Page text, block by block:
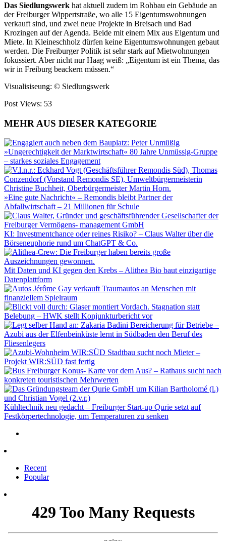
Das Siedlungswerk hat aktuell zudem im Rohbau ein Gebäude an
der Freiburger Wippertstraße, wo alle 15 Eigentumswohnungen
verkauft sind, und zwei neue Projekte in Breisach und Bad
Krozingen auf der Agenda. Beide mit einem Mix aus Eigentum und
Miete. In Kleineschholz dürfen keine Eigentumswohnungen gebaut
werden. Die Freiburger Politik ist sehr stark auf Mietwohnungen
fokussiert. Aber nicht nur Haag weiß: „Eigentum ist ein Thema, das
wir in Freiburg beackern müssen.“
Visualisiseung: © Siedlungswerk
Post Views: 53
MEHR AUS DIESER KATEGORIE
»Ungerechtigkeit der Marktwirtschaft« 80 Jahre Unmüssig-Gruppe
– starkes soziales Engagement
»Eine gute Nachricht« – Remondis bleibt Partner der
Abfallwirtschaft – 21 Millionen für Schule
KI: Investmentchance oder reines Risiko? – Claus Walter über die
Börseneuphorie rund um ChatGPT & Co.
Mit Daten und KI gegen den Krebs – Alithea Bio baut einzigartige
Datenplattform
Jérôme Gay verkauft Traumautos an Menschen mit
finanziellem Spielraum
Stagnation statt
Belebung – HWK stellt Konjunkturbericht vor
Bereicherung für Betriebe –
Azubi aus der Elfenbeinküste lernt in Südbaden den Beruf des
Fliesenlegers
Stadtbau sucht noch Mieter –
Projekt WIR:SÜD fast fertig
Freiburger Konus- Karte vor dem Aus? – Rathaus sucht nach
konkreten touristischen Mehrwerten
Kühltechnik neu gedacht – Freiburger Start-up Qurie setzt auf
Festkörpertechnologie, um Temperaturen zu senken
Recent
Popular